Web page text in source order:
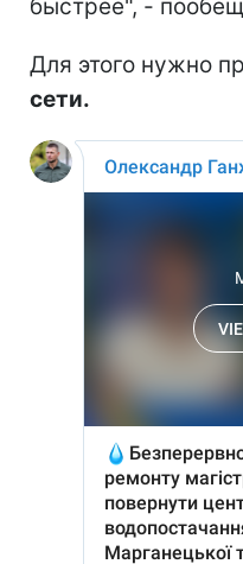
быстрее", -
Для этого нужно
сети.